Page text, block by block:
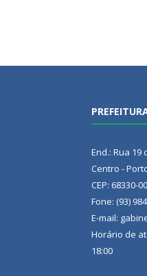
End.: Rua 19
Centro -
CEP: 68330-
Fone: (93)
E-mail:
Horário de
18:00